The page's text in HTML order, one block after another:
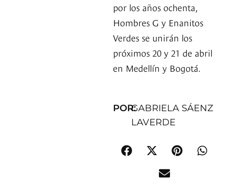
por los años ochenta,
Hombres G y Enanitos
Verdes se unirán los
próximos 20 y 21 de abril
en Medellín y Bogotá.
POR:GABRIELA SÁENZ
LAVERDE